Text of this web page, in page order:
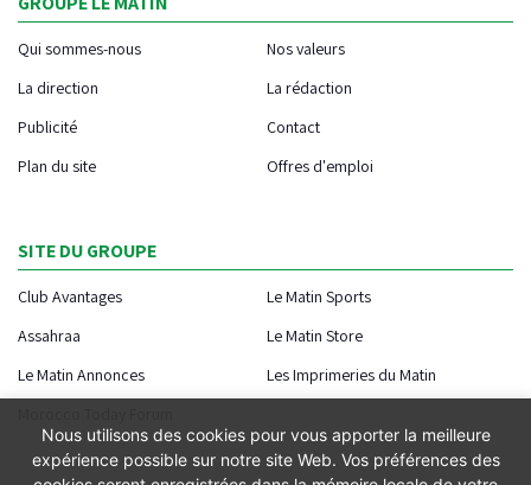
Qui sommes-nous
Nos valeurs
La direction
La rédaction
Publicité
Contact
Plan du site
Offres d'emploi
SITE DU GROUPE
Club Avantages
Le Matin Sports
Assahraa
Le Matin Store
Le Matin Annonces
Les Imprimeries du Matin
Nous utilisons des cookies pour vous apporter la meilleure
expérience possible sur notre site Web. Vos préférences des